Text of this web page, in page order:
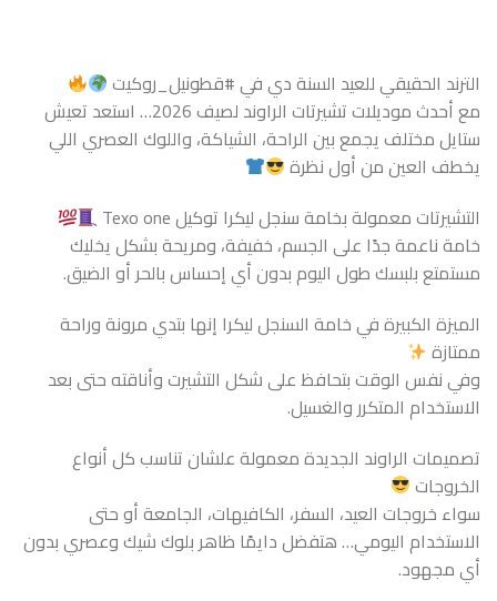
الترند الحقيقي للعيد السنة دي في #قطونيل_روكيت
مع أحدث موديلات تشيرتات الراوند لصيف 2026… استعد تعيش
ستايل مختلف يجمع بين الراحة، الشياكة، واللوك العصري اللي
يخطف العين من أول نظرة
التشيرتات معمولة بخامة سنجل ليكرا توكيل Texo one
خامة ناعمة جدًا على الجسم، خفيفة، ومريحة بشكل يخليك
مستمتع بلبسك طول اليوم بدون أي إحساس بالحر أو الضيق.
الميزة الكبيرة في خامة السنجل ليكرا إنها بتدي مرونة وراحة
ممتازة
وفي نفس الوقت بتحافظ على شكل التشيرت وأناقته حتى بعد
الاستخدام المتكرر والغسيل.
تصميمات الراوند الجديدة معمولة علشان تناسب كل أنواع
الخروجات
سواء خروجات العيد، السفر، الكافيهات، الجامعة أو حتى
الاستخدام اليومي… هتفضل دايمًا ظاهر بلوك شيك وعصري بدون
أي مجهود.